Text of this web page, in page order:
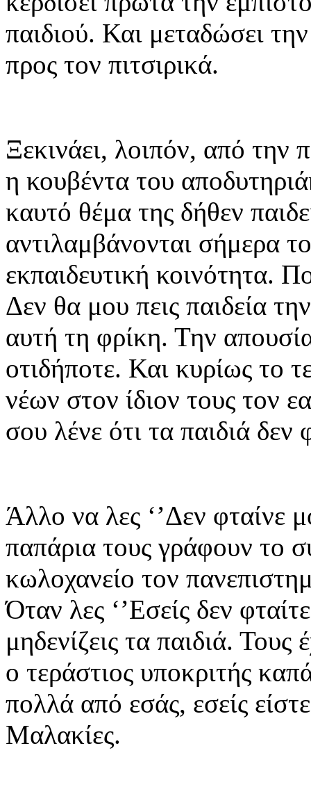
παιδιού. Και μεταδώσει
προς τον πιτσιρικά.
Ξεκινάει, λοιπόν, από την
η κουβέντα του
καυτό θέμα της δήθεν
αντιλαμβάνονται σήμερα
εκπαιδευτική κοινότητα.
Δεν θα μου πεις παιδεία
αυτή τη φρίκη. Την
οτιδήποτε. Και κυρίως το
νέων στον ίδιον τους τον
σου λένε ότι τα παιδιά δεν
Άλλο να λες ‘’Δεν φταίνε
παπάρια τους γράφουν το
κωλοχανείο τον
Όταν λες ‘’Εσείς δεν
μηδενίζεις τα παιδιά. Τους
ο τεράστιος υποκριτής
πολλά από εσάς, εσείς
Μαλακίες.